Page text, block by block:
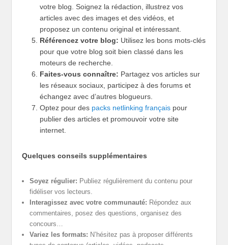
votre blog. Soignez la rédaction, illustrez vos
articles avec des images et des vidéos, et
proposez un contenu original et intéressant.
Référencez votre blog: Utilisez les bons mots-clés
pour que votre blog soit bien classé dans les
moteurs de recherche.
Faites-vous connaître: Partagez vos articles sur
les réseaux sociaux, participez à des forums et
échangez avec d’autres blogueurs.
Optez pour des packs netlinking français pour
publier des articles et promouvoir votre site
internet.
Quelques conseils supplémentaires
Soyez régulier: Publiez régulièrement du contenu pour
fidéliser vos lecteurs.
Interagissez avec votre communauté: Répondez aux
commentaires, posez des questions, organisez des
concours…
Variez les formats: N’hésitez pas à proposer différents